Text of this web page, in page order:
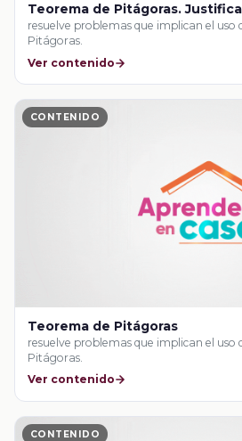
Teorema de Pitágoras.
resuelve problemas que implican el uso
Pitágoras.
Ver contenido
CONTENIDO
Teorema de Pitágoras
resuelve problemas que implican el uso
Pitágoras.
Ver contenido
CONTENIDO